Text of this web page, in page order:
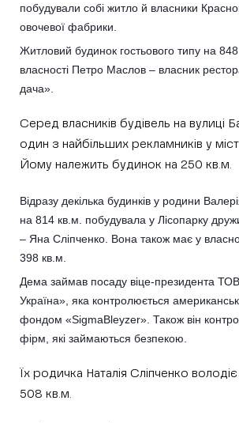
побудували собі житло й власники
овочевої фабрики.
Житловий будинок гостьового типу на
власності Петро Маслов – власник
дача».
Серед власників будівель на вулиці
один з найбільших рекламників у
Йому належить будинок на 250 кв.м.
Відразу декілька будинків у родини
на 814 кв.м. побудувала у Лісопарку
– Яна Сліпченко. Вона також має у
398 кв.м.
Дема займав посаду віце-президента
Україна», яка контролюється
фондом «SigmaBleyzer». Також він
фірм, які займаються безпекою.
Їх родичка Наталія Сліпченко
508 кв.м.